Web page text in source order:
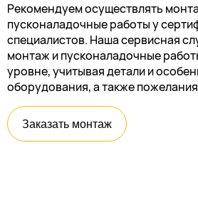
Рекомендуем осуществлять
пусконаладочные работы у
специалистов. Наша сервисная
монтаж и пусконаладочные
уровне, учитывая детали и
оборудования, а также
Заказать монтаж